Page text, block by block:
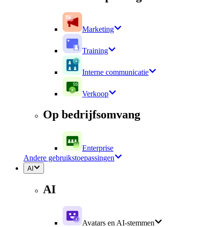
Marketing
Training
Interne communicatie
Verkoop
Op bedrijfsomvang
Enterprise
Andere gebruikstoepassingen
AI
AI
Avatars en AI-stemmen